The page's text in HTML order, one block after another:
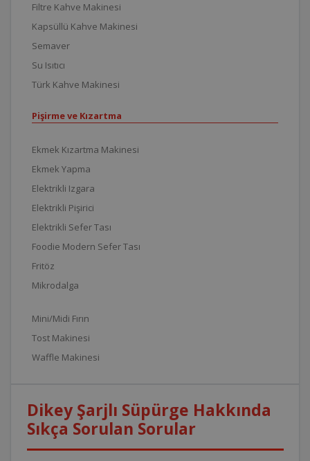
Filtre Kahve Makinesi
Kapsüllü Kahve Makinesi
Semaver
Su Isıtıcı
Türk Kahve Makinesi
Pişirme ve Kızartma
Ekmek Kızartma Makinesi
Ekmek Yapma
Elektrikli Izgara
Elektrikli Pişirici
Elektrikli Sefer Tası
Foodie Modern Sefer Tası
Fritöz
Mikrodalga
Mini/Midi Fırın
Tost Makinesi
Waffle Makinesi
Dikey Şarjlı Süpürge Hakkında
Sıkça Sorulan Sorular